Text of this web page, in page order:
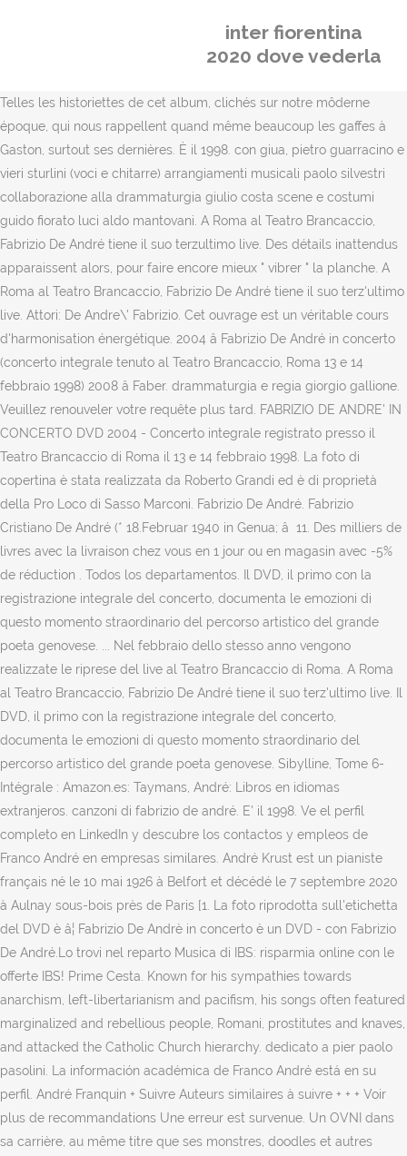
inter fiorentina
2020 dove vederla
Telles les historiettes de cet album, clichés sur notre môderne
époque, qui nous rappellent quand même beaucoup les gaffes à
Gaston, surtout ses dernières. È il 1998. con giua, pietro guarracino e
vieri sturlini (voci e chitarre) arrangiamenti musicali paolo silvestri
collaborazione alla drammaturgia giulio costa scene e costumi
guido fiorato luci aldo mantovani. A Roma al Teatro Brancaccio,
Fabrizio De André tiene il suo terzultimo live. Des détails inattendus
apparaissent alors, pour faire encore mieux " vibrer " la planche. A
Roma al Teatro Brancaccio, Fabrizio De André tiene il suo terz'ultimo
live. Attori: De Andre\' Fabrizio. Cet ouvrage est un véritable cours
d'harmonisation énergétique. 2004 â Fabrizio De André in concerto
(concerto integrale tenuto al Teatro Brancaccio, Roma 13 e 14
febbraio 1998) 2008 â Faber. drammaturgia e regia giorgio gallione.
Veuillez renouveler votre requête plus tard. FABRIZIO DE ANDRE' IN
CONCERTO DVD 2004 - Concerto integrale registrato presso il
Teatro Brancaccio di Roma il 13 e 14 febbraio 1998. La foto di
copertina è stata realizzata da Roberto Grandi ed è di proprietà
della Pro Loco di Sasso Marconi. Fabrizio De André. Fabrizio
Cristiano De André (* 18.Februar 1940 in Genua; â 11. Des milliers de
livres avec la livraison chez vous en 1 jour ou en magasin avec -5%
de réduction . Todos los departamentos. Il DVD, il primo con la
registrazione integrale del concerto, documenta le emozioni di
questo momento straordinario del percorso artistico del grande
poeta genovese. ... Nel febbraio dello stesso anno vengono
realizzate le riprese del live al Teatro Brancaccio di Roma. A Roma
al Teatro Brancaccio, Fabrizio De André tiene il suo terz'ultimo live. Il
DVD, il primo con la registrazione integrale del concerto,
documenta le emozioni di questo momento straordinario del
percorso artistico del grande poeta genovese. Sibylline, Tome 6-
Intégrale : Amazon.es: Taymans, André: Libros en idiomas
extranjeros. canzoni di fabrizio de andré. E' il 1998. Ve el perfil
completo en LinkedIn y descubre los contactos y empleos de
Franco André en empresas similares. André Krust est un pianiste
français né le 10 mai 1926 à Belfort et décédé le 7 septembre 2020
à Aulnay sous-bois près de Paris [1. La foto riprodotta sull'etichetta
del DVD è â¦ Fabrizio De Andrè in concerto è un DVD - con Fabrizio
De André.Lo trovi nel reparto Musica di IBS: risparmia online con le
offerte IBS! Prime Cesta. Known for his sympathies towards
anarchism, left-libertarianism and pacifism, his songs often featured
marginalized and rebellious people, Romani, prostitutes and knaves,
and attacked the Catholic Church hierarchy. dedicato a pier paolo
pasolini. La información académica de Franco André está en su
perfil. André Franquin + Suivre Auteurs similaires à suivre + + + Voir
plus de recommandations Une erreur est survenue. Un OVNI dans
sa carrière, au même titre que ses monstres, doodles et autres